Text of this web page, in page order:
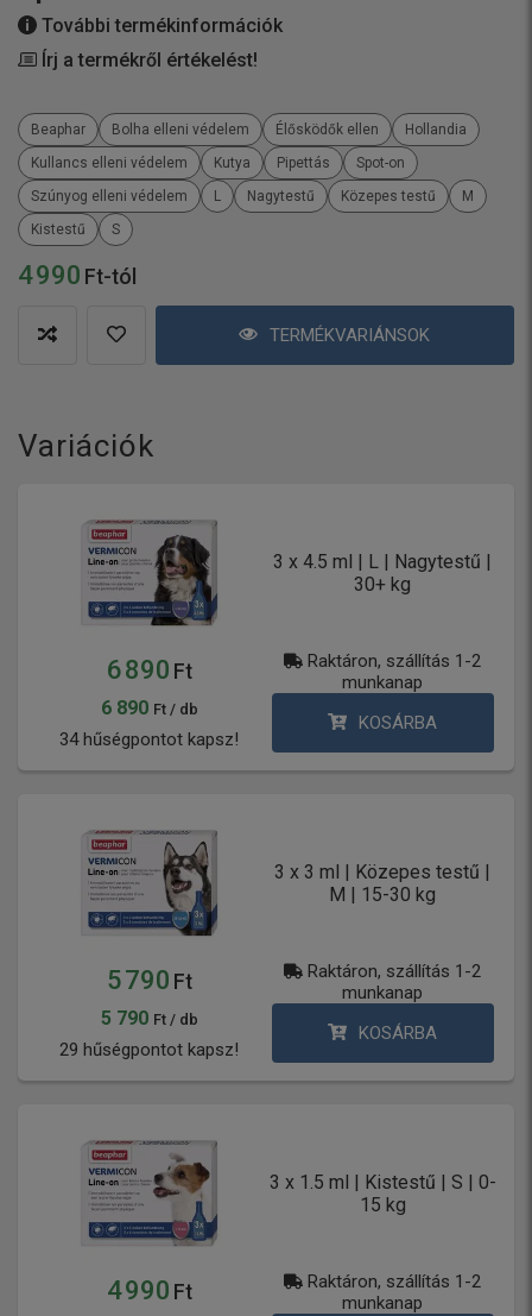
4 990 Ft-tól
TERMÉKVARIÁNSOK
További termékinformációk
Írj a termékről értékelést!
Beaphar Bolha elleni védelem Élősködők ellen
Hollandia
Kullancs elleni védelem
Kutya Pipettás
Spot-on
Szúnyog elleni védelem
L Nagytestű Közepes testű
M
Kistestű
S
Variációk
3 x 4.5 ml | L | Nagytestű |
30+ kg
6 890 Ft
6 890 Ft / db
34 hűségpontot kapsz!
Raktáron, szállítás 1-2
munkanap
KOSÁRBA
3 x 3 ml | Közepes testű |
M | 15-30 kg
5 790 Ft
5 790 Ft / db
29 hűségpontot kapsz!
Raktáron, szállítás 1-2
munkanap
KOSÁRBA
3 x 1.5 ml | Kistestű | S | 0-
15 kg
4 990 Ft
Raktáron, szállítás 1-2
munkanap